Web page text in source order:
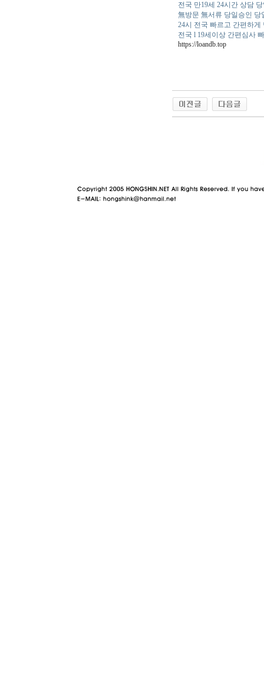
전국 만19세 24시간 상담
無방문 無서류 당일승인
24시 전국 빠르고 간편하게
전국 l 19세이상 간편심사
https://loandb.top